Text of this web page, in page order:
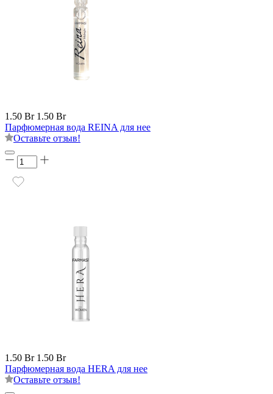
1.50 Br 1.50 Br
Парфюмерная вода REINA для нее
Оставьте отзыв!
1.50 Br 1.50 Br
Парфюмерная вода HERA для нее
Оставьте отзыв!